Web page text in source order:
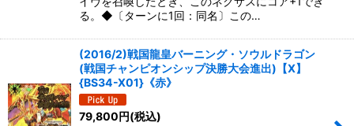
る。◆〔ターンに1回：同名〕この…
(2016/2)戦国龍皇バーニング・ソウルドラゴン
(戦国チャンピオンシップ決勝大会進出)【X】
{BS34-X01}《赤》
79,800円(税込)